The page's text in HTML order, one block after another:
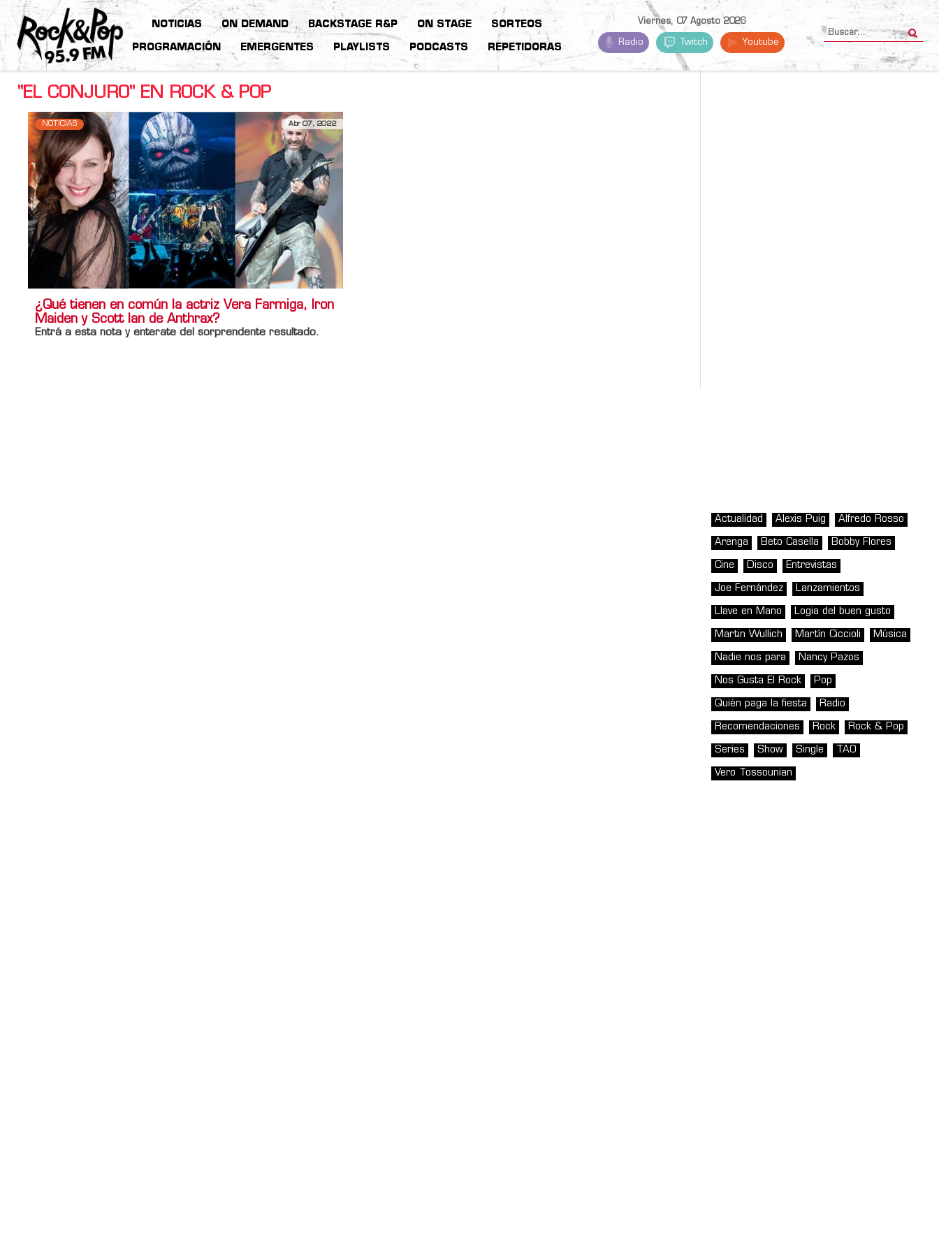
NOTICIAS ON DEMAND BACKSTAGE R&P ON STAGE SORTEOS
PROGRAMACIÓN EMERGENTES PLAYLISTS PODCASTS REPETIDORAS
Viernes, 07 Agosto 2026
Radio Twitch Youtube
"EL CONJURO" EN ROCK & POP
NOTICIAS Abr 07, 2022
¿Qué tienen en común la actriz Vera Farmiga, Iron
Maiden y Scott Ian de Anthrax?
Entrá a esta nota y enterate del sorprendente resultado.
Actualidad Alexis Puig Alfredo Rosso
Arenga Beto Casella Bobby Flores
Cine Disco Entrevistas
Joe Fernández Lanzamientos
Llave en Mano Logia del buen gusto
Martin Wullich Martín Ciccioli Música
Nadie nos para Nancy Pazos
Nos Gusta El Rock Pop
Quién paga la fiesta Radio
Recomendaciones Rock Rock & Pop
Series Show Single TAO
Vero Tossounian